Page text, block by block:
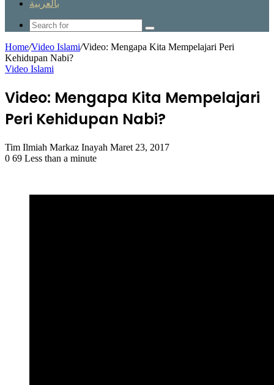
بالعربية
Search
for
Home/Video Islami/Video: Mengapa Kita Mempelajari Peri
Kehidupan Nabi?
Video Islami
Video: Mengapa Kita Mempelajari
Peri Kehidupan Nabi?
Tim Ilmiah Markaz Inayah Send
Maret 23, 2017
0 69 Less than a minute